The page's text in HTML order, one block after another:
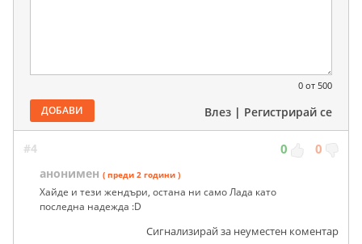
0 от 500
ДОБАВИ Влез | Регистрирай се
#4 0 0
анонимен ( преди 2 години )
Хайде и тези жендъри, остана ни само Лада като
последна надежда :D
Сигнализирай за неуместен коментар